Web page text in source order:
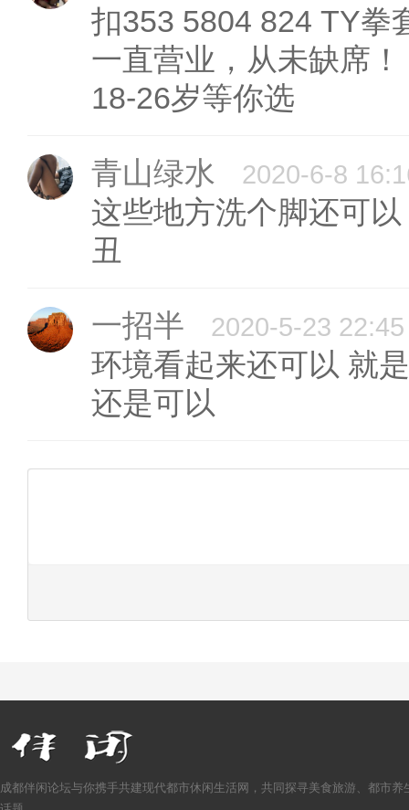
扣353 5804 824 TY拳
一直营业，从未缺席！
18-26岁等你选
青山绿水 2020-6-8
这些地方洗个脚还可
丑
一招半 2020-5-23 22:45
环境看起来还可以 就
还是可以
成都伴闲论坛与你携手共建现代都市休闲生活网，共同探寻美食旅游、都市养